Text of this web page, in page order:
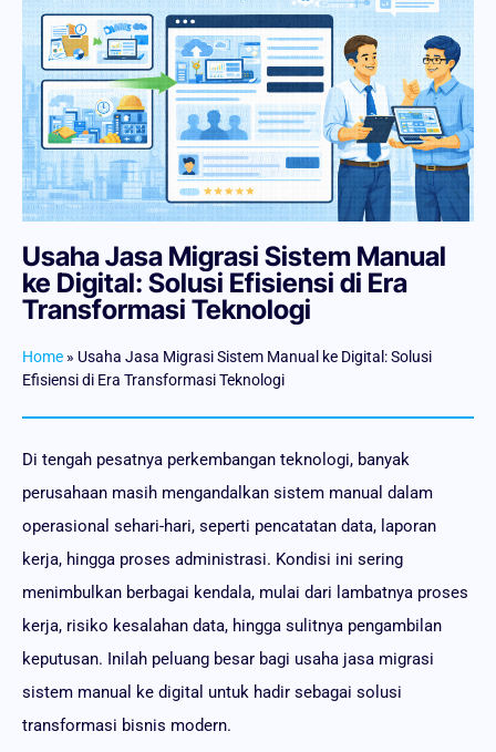
Usaha Jasa Migrasi Sistem Manual
ke Digital: Solusi Efisiensi di Era
Transformasi Teknologi
Home » Usaha Jasa Migrasi Sistem Manual ke Digital: Solusi
Efisiensi di Era Transformasi Teknologi
Di tengah pesatnya perkembangan teknologi, banyak
perusahaan masih mengandalkan sistem manual dalam
operasional sehari-hari, seperti pencatatan data, laporan
kerja, hingga proses administrasi. Kondisi ini sering
menimbulkan berbagai kendala, mulai dari lambatnya proses
kerja, risiko kesalahan data, hingga sulitnya pengambilan
keputusan. Inilah peluang besar bagi usaha jasa migrasi
sistem manual ke digital untuk hadir sebagai solusi
transformasi bisnis modern.